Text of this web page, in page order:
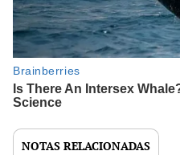
NOTAS RELACIONADAS